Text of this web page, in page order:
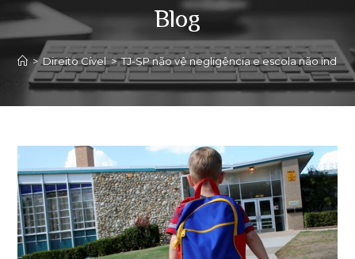
Blog
> Direito Cível > TJ-SP não vê negligência e escola não